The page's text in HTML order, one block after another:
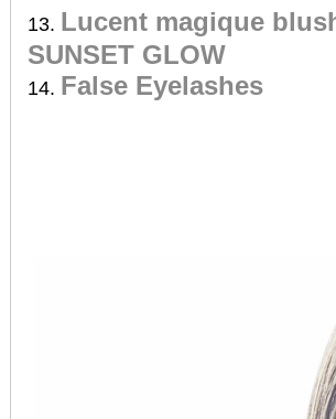
Lucent magique
SUNSET GLOW
False Eyelashes